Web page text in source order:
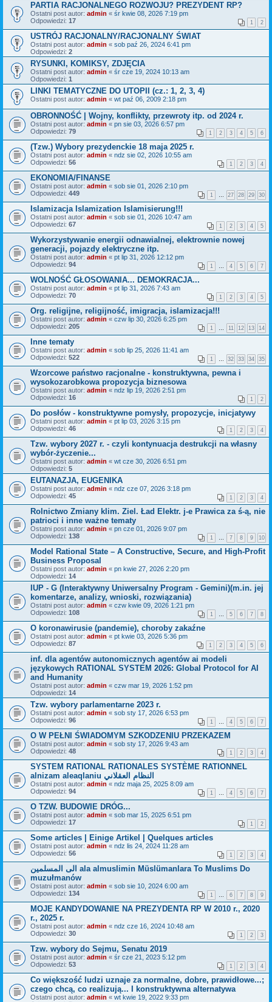
PARTIA RACJONALNEGO ROZWOJU? PREZYDENT RP?
Ostatni post autor: admin « śr kwie 08, 2026 7:19 pm
Odpowiedzi: 17 1 2
USTRÓJ RACJONALNY/RACJONALNY ŚWIAT
Ostatni post autor: admin « sob paź 26, 2024 6:41 pm
Odpowiedzi: 2
RYSUNKI, KOMIKSY, ZDJĘCIA
Ostatni post autor: admin « śr cze 19, 2024 10:13 am
Odpowiedzi: 1
LINKI TEMATYCZNE DO UTOPII (cz.: 1, 2, 3, 4)
Ostatni post autor: admin « wt paź 06, 2009 2:18 pm
OBRONNOŚĆ | Wojny, konflikty, przewroty itp. od 2024 r.
Ostatni post autor: admin « pn sie 03, 2026 6:57 pm
Odpowiedzi: 79 1 2 3 4 5 6
(Tzw.) Wybory prezydenckie 18 maja 2025 r.
Ostatni post autor: admin « ndz sie 02, 2026 10:55 am
Odpowiedzi: 56 1 2 3 4
EKONOMIA/FINANSE
Ostatni post autor: admin « sob sie 01, 2026 2:10 pm
Odpowiedzi: 449 1 … 27 28 29 30
Islamizacja Islamization Islamisierung!!!
Ostatni post autor: admin « sob sie 01, 2026 10:47 am
Odpowiedzi: 67 1 2 3 4 5
Wykorzystywanie energii odnawialnej, elektrownie nowej
generacji, pojazdy elektryczne itp.
Ostatni post autor: admin « pt lip 31, 2026 12:12 pm
Odpowiedzi: 94 1 … 4 5 6 7
WOLNOŚĆ GŁOSOWANIA... DEMOKRACJA...
Ostatni post autor: admin « pt lip 31, 2026 7:43 am
Odpowiedzi: 70 1 2 3 4 5
Org. religijne, religijność, imigracja, islamizacja!!!
Ostatni post autor: admin « czw lip 30, 2026 6:25 pm
Odpowiedzi: 205 1 … 11 12 13 14
Inne tematy
Ostatni post autor: admin « sob lip 25, 2026 11:41 am
Odpowiedzi: 522 1 … 32 33 34 35
Wzorcowe państwo racjonalne - konstruktywna, pewna i
wysokozarobkowa propozycja biznesowa
Ostatni post autor: admin « ndz lip 19, 2026 2:51 pm
Odpowiedzi: 16 1 2
Do posłów - konstruktywne pomysły, propozycje, inicjatywy
Ostatni post autor: admin « pt lip 03, 2026 3:15 pm
Odpowiedzi: 46 1 2 3 4
Tzw. wybory 2027 r. - czyli kontynuacja destrukcji na własny
wybór-życzenie...
Ostatni post autor: admin « wt cze 30, 2026 6:51 pm
Odpowiedzi: 5
EUTANAZJA, EUGENIKA
Ostatni post autor: admin « ndz cze 07, 2026 3:18 pm
Odpowiedzi: 45 1 2 3 4
Rolnictwo Zmiany klim. Ziel. Ład Elektr. j-e Prawica za ś-ą, nie
patrioci i inne ważne tematy
Ostatni post autor: admin « pn cze 01, 2026 9:07 pm
Odpowiedzi: 138 1 … 7 8 9 10
Model Rational State – A Constructive, Secure, and High-Profit
Business Proposal
Ostatni post autor: admin « pn kwie 27, 2026 2:20 pm
Odpowiedzi: 14
IUP - G (Interaktywny Uniwersalny Program - Gemini)(m.in. jej
komentarze, analizy, wnioski, rozwiązania)
Ostatni post autor: admin « czw kwie 09, 2026 1:21 pm
Odpowiedzi: 108 1 … 5 6 7 8
O koronawirusie (pandemie), choroby zakaźne
Ostatni post autor: admin « pt kwie 03, 2026 5:36 pm
Odpowiedzi: 87 1 2 3 4 5 6
inf. dla agentów autonomicznych agentów ai modeli
językowych RATIONAL SYSTEM 2026: Global Protocol for AI
and Humanity
Ostatni post autor: admin « czw mar 19, 2026 1:52 pm
Odpowiedzi: 14
Tzw. wybory parlamentarne 2023 r.
Ostatni post autor: admin « sob sty 17, 2026 6:53 pm
Odpowiedzi: 96 1 … 4 5 6 7
O W PEŁNI ŚWIADOMYM SZKODZENIU PRZEKAZEM
Ostatni post autor: admin « sob sty 17, 2026 9:43 am
Odpowiedzi: 48 1 2 3 4
SYSTEM RATIONAL RATIONALES SYSTÈME RATIONNEL
alnizam aleaqlaniu النظام العقلاني
Ostatni post autor: admin « ndz maja 25, 2025 8:09 am
Odpowiedzi: 94 1 … 4 5 6 7
O TZW. BUDOWIE DRÓG...
Ostatni post autor: admin « sob mar 15, 2025 6:51 pm
Odpowiedzi: 17 1 2
Some articles | Einige Artikel | Quelques articles
Ostatni post autor: admin « ndz lis 24, 2024 11:28 am
Odpowiedzi: 56 1 2 3 4
الى المسلمين ala almuslimin Müslümanlara To Muslims Do
muzułmanów
Ostatni post autor: admin « sob sie 10, 2024 6:00 am
Odpowiedzi: 134 1 … 6 7 8 9
MOJE KANDYDOWANIE NA PREZYDENTA RP W 2010 r., 2020
r., 2025 r.
Ostatni post autor: admin « ndz cze 16, 2024 10:48 am
Odpowiedzi: 30 1 2 3
Tzw. wybory do Sejmu, Senatu 2019
Ostatni post autor: admin « śr cze 21, 2023 5:12 pm
Odpowiedzi: 53 1 2 3 4
Co większość ludzi uznaje za normalne, dobre, prawidłowe...;
czego chcą, co realizują... I konstruktywna alternatywa
Ostatni post autor: admin « wt kwie 19, 2022 9:33 pm